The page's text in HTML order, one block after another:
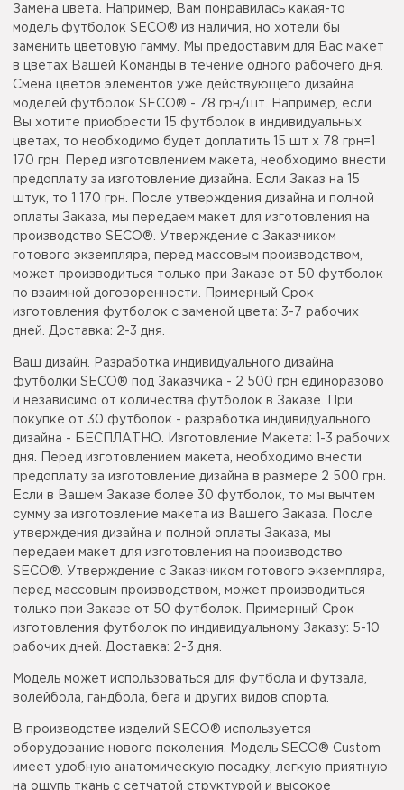
Замена цвета. Например, Вам понравилась какая-то
модель футболок SECO® из наличия, но хотели бы
заменить цветовую гамму. Мы предоставим для Вас макет
в цветах Вашей Команды в течение одного рабочего дня.
Смена цветов элементов уже действующего дизайна
моделей футболок SECO® - 78 грн/шт. Например, если
Вы хотите приобрести 15 футболок в индивидуальных
цветах, то необходимо будет доплатить 15 шт x 78 грн=1
170 грн. Перед изготовлением макета, необходимо внести
предоплату за изготовление дизайна. Если Заказ на 15
штук, то 1 170 грн. После утверждения дизайна и полной
оплаты Заказа, мы передаем макет для изготовления на
производство SECO®. Утверждение с Заказчиком
готового экземпляра, перед массовым производством,
может производиться только при Заказе от 50 футболок
по взаимной договоренности. Примерный Срок
изготовления футболок с заменой цвета: 3-7 рабочих
дней. Доставка: 2-3 дня.
Ваш дизайн. Разработка индивидуального дизайна
футболки SECO® под Заказчика - 2 500 грн единоразово
и независимо от количества футболок в Заказе. При
покупке от 30 футболок - разработка индивидуального
дизайна - БЕСПЛАТНО. Изготовление Макета: 1-3 рабочих
дня. Перед изготовлением макета, необходимо внести
предоплату за изготовление дизайна в размере 2 500 грн.
Если в Вашем Заказе более 30 футболок, то мы вычтем
сумму за изготовление макета из Вашего Заказа. После
утверждения дизайна и полной оплаты Заказа, мы
передаем макет для изготовления на производство
SECO®. Утверждение с Заказчиком готового экземпляра,
перед массовым производством, может производиться
только при Заказе от 50 футболок. Примерный Срок
изготовления футболок по индивидуальному Заказу: 5-10
рабочих дней. Доставка: 2-3 дня.
Модель может использоваться для футбола и футзала,
волейбола, гандбола, бега и других видов спорта.
В производстве изделий SECO® используется
оборудование нового поколения. Модель SECO® Custom
имеет удобную анатомическую посадку, легкую приятную
на ощупь ткань с сетчатой структурой и высокое